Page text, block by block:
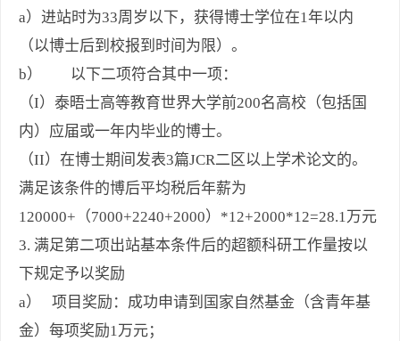
a）进站时为33周岁以下，获得博士学位在1年以内
（以博士后到校报到时间为限）。
b） 以下二项符合其中一项：
（I）泰晤士高等教育世界大学前200名高校（包括国
内）应届或一年内毕业的博士。
（II）在博士期间发表3篇JCR二区以上学术论文的。
满足该条件的博后平均税后年薪为
120000+（7000+2240+2000）*12+2000*12=28.1万元
3. 满足第二项出站基本条件后的超额科研工作量按以
下规定予以奖励
a） 项目奖励：成功申请到国家自然基金（含青年基
金）每项奖励1万元；